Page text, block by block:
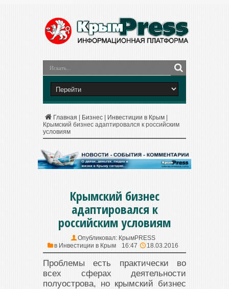
Главная Бизнес Инвестиции в Крым
Крымский бизнес адаптировался к российским
условиям
Крымский бизнес
адаптировался к
российским условиям
Опубликовал: КрымPRESS
в Инвестиции в Крым 16:47 18.03.2016
Проблемы есть практически во
всех сферах деятельности
полуострова, но крымский бизнес